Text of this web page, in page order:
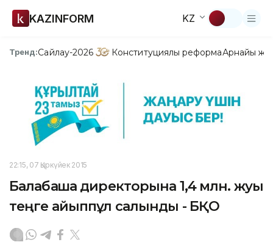
KAZINFORM KZ
Тренд:Сайлау-2026 Конституциялық реформаАрнайы
22:15, 07 Қыркүйек 2015
Балабақша директорына 1,4 млн. жуық
теңге айыппұл салынды - БҚО